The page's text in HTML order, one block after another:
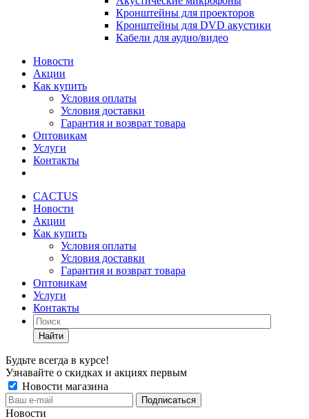
Кронштейны для проекторов
Кронштейны для DVD акустики
Кабели для аудио/видео
Новости
Акции
Как купить
Условия оплаты
Условия доставки
Гарантия и возврат товара
Оптовикам
Услуги
Контакты
CACTUS
Новости
Акции
Как купить
Условия оплаты
Условия доставки
Гарантия и возврат товара
Оптовикам
Услуги
Контакты
Найти
Будьте всегда в курсе!
Узнавайте о скидках и акциях первым
Новости магазина
Новости